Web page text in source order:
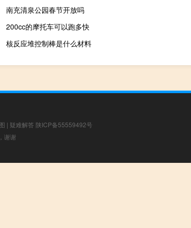
南充清泉公园春节开放吗
200cc的摩托车可以跑多快
核反应堆控制棒是什么材料
| 疑难解答 陕ICP备55559492号
谢谢